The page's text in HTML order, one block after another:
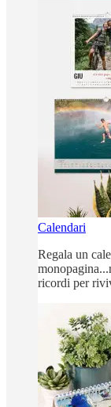
Calendari
Regala un
ricordi per